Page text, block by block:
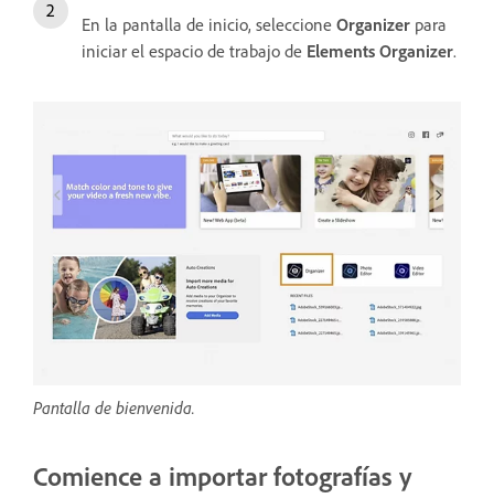
En la pantalla de inicio, seleccione Organizer para
iniciar el espacio de trabajo de Elements Organizer.
Pantalla de bienvenida.
Comience a importar fotografías y